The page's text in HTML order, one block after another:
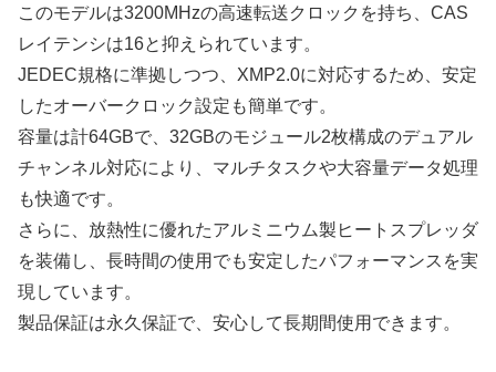
このモデルは3200MHzの高速転送クロックを持ち、CAS
レイテンシは16と抑えられています。
JEDEC規格に準拠しつつ、XMP2.0に対応するため、安定
したオーバークロック設定も簡単です。
容量は計64GBで、32GBのモジュール2枚構成のデュアル
チャンネル対応により、マルチタスクや大容量データ処理
も快適です。
さらに、放熱性に優れたアルミニウム製ヒートスプレッダ
を装備し、長時間の使用でも安定したパフォーマンスを実
現しています。
製品保証は永久保証で、安心して長期間使用できます。